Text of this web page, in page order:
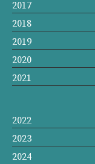
2017
2018
2019
2020
2021
2022
2023
2024